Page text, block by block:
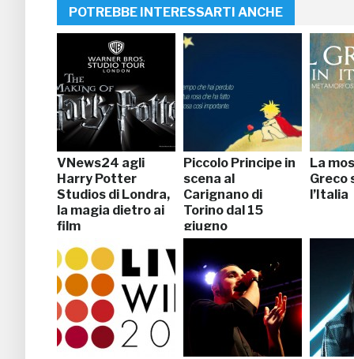
POTREBBE INTERESSARTI ANCHE
VNews24 agli
Harry Potter
Studios di Londra,
la magia dietro ai
film
Piccolo Principe in
scena al
Carignano di
Torino dal 15
giugno
La
Greco
l’Italia